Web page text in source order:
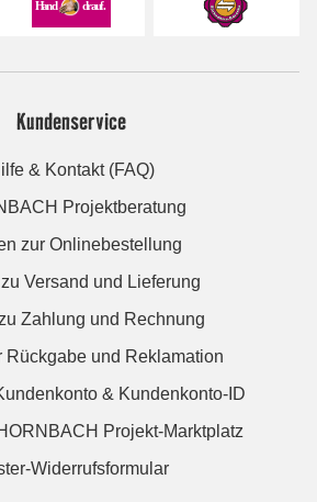
Kundenservice
& Kontakt (FAQ)
Projektberatung
zur Onlinebestellung
Versand und Lieferung
Zahlung und Rechnung
Rückgabe und Reklamation
& Kundenkonto-ID
Projekt-Marktplatz
Widerrufsformular